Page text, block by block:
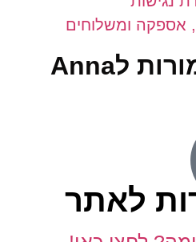
ומשלוחים
כל הזכויות שמורות לAnna
לאתר